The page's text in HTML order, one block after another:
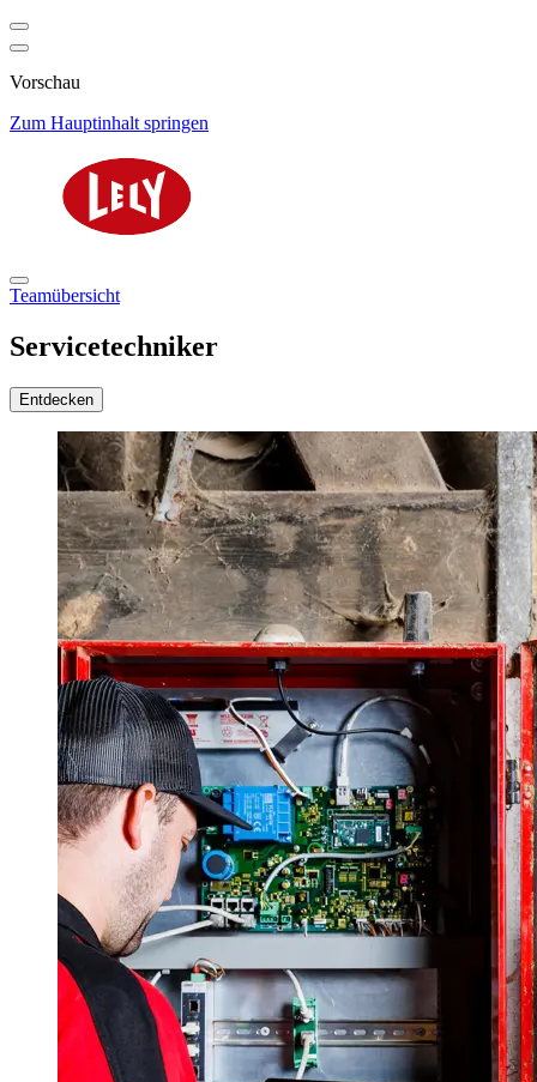
Vorschau
Zum Hauptinhalt springen
Teamübersicht
Servicetechniker
Entdecken